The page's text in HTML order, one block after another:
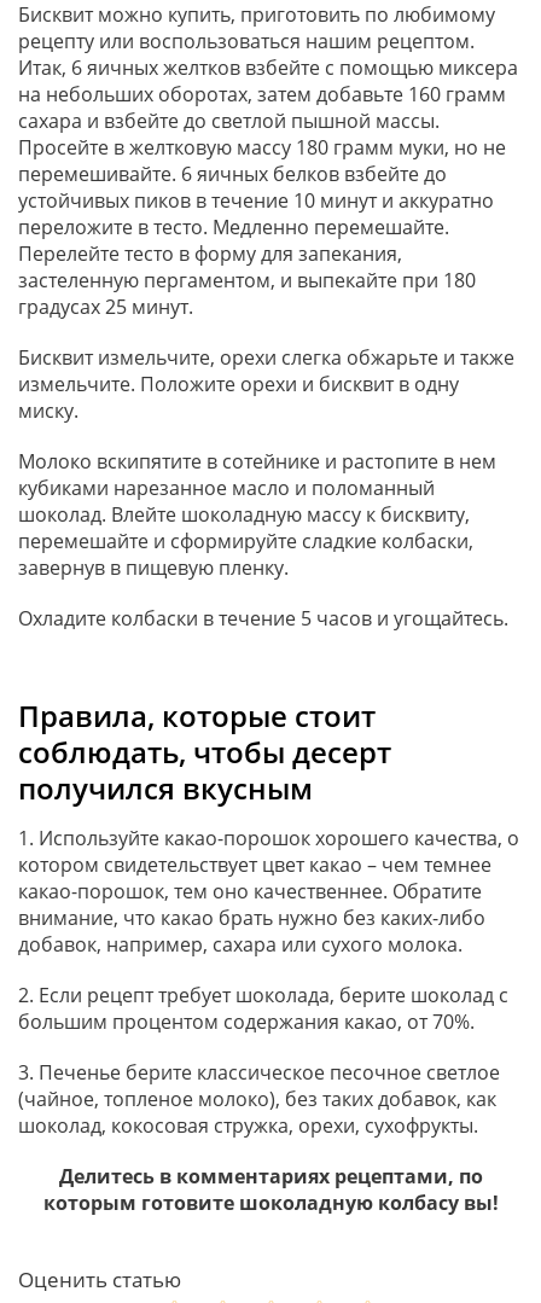
Бисквит можно купить, приготовить по любимому
рецепту или воспользоваться нашим рецептом.
Итак, 6 яичных желтков взбейте с помощью миксера
на небольших оборотах, затем добавьте 160 грамм
сахара и взбейте до светлой пышной массы.
Просейте в желтковую массу 180 грамм муки, но не
перемешивайте. 6 яичных белков взбейте до
устойчивых пиков в течение 10 минут и аккуратно
переложите в тесто. Медленно перемешайте.
Перелейте тесто в форму для запекания,
застеленную пергаментом, и выпекайте при 180
градусах 25 минут.
Бисквит измельчите, орехи слегка обжарьте и также
измельчите. Положите орехи и бисквит в одну
миску.
Молоко вскипятите в сотейнике и растопите в нем
кубиками нарезанное масло и поломанный
шоколад. Влейте шоколадную массу к бисквиту,
перемешайте и сформируйте сладкие колбаски,
завернув в пищевую пленку.
Охладите колбаски в течение 5 часов и угощайтесь.
Правила, которые стоит
соблюдать, чтобы десерт
получился вкусным
1. Используйте какао-порошок хорошего качества, о
котором свидетельствует цвет какао – чем темнее
какао-порошок, тем оно качественнее. Обратите
внимание, что какао брать нужно без каких-либо
добавок, например, сахара или сухого молока.
2. Если рецепт требует шоколада, берите шоколад с
большим процентом содержания какао, от 70%.
3. Печенье берите классическое песочное светлое
(чайное, топленое молоко), без таких добавок, как
шоколад, кокосовая стружка, орехи, сухофрукты.
Делитесь в комментариях рецептами, по
которым готовите шоколадную колбасу вы!
Оценить статью